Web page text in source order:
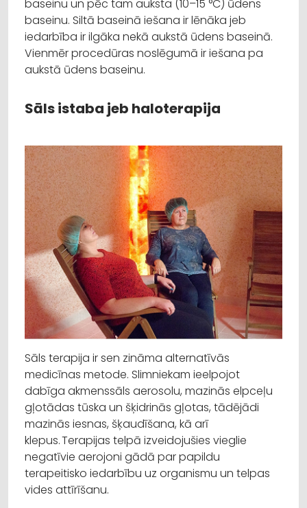
baseinu un pēc tam auksta (10–15 °C) ūdens
baseinu. Siltā baseinā iešana ir lēnāka jeb
iedarbība ir ilgāka nekā aukstā ūdens baseinā.
Vienmēr procedūras noslēgumā ir iešana pa
aukstā ūdens baseinu.
Sāls istaba jeb haloterapija
Sāls terapija ir sen zināma alternatīvās
medicīnas metode. Slimniekam ieelpojot
dabīga akmenssāls aerosolu, mazinās elpceļu
gļotādas tūska un šķidrinās gļotas, tādējādi
mazinās iesnas, šķaudīšana, kā arī
klepus. Terapijas telpā izveidojušies vieglie
negatīvie aerojoni gādā par papildu
terapeitisko iedarbību uz organismu un telpas
vides attīrīšanu.